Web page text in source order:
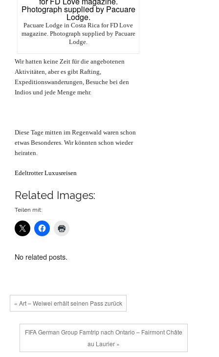
Pacuare Lodge in Costa Rica for FD Love
magazine. Photograph supplied by Pacuare
Lodge.
Wir hatten keine Zeit für die angebotenen
Aktivitäten, aber es gibt Rafting,
Expeditionswanderungen, Besuche bei den
Indios und jede Menge mehr.
Diese Tage mitten im Regenwald waren schon
etwas Besonderes. Wir könnten schon wieder
heiraten.
Edeltrotter Luxusreisen
Related Images:
Teilen mit:
No related posts.
« Art – Weiwei erhält seinen Pass zurück
FIFA German Group Famtrip nach Ontario – Fairmont Châte
au Laurier »